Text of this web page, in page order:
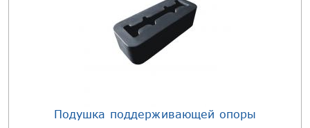
Подушка поддерживающей опоры